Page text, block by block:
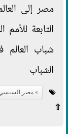
مصر إلى
التابعة
شباب
الشباب
مصر
⇧